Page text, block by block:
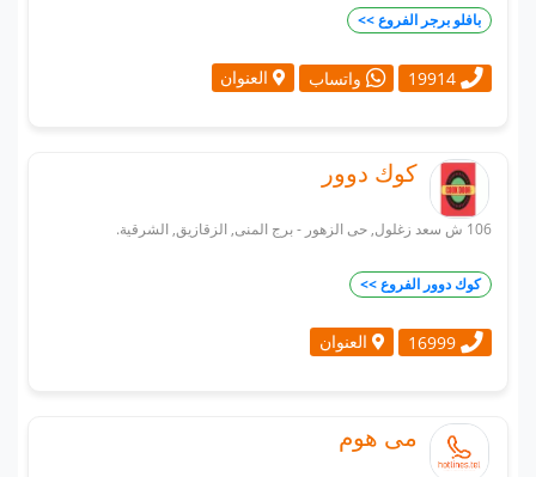
بافلو برجر الفروع >>
19914 واتساب العنوان
كوك دوور
106 ش سعد زغلول, حى الزهور - برج المنى, الزقازيق, الشرقية.
كوك دوور الفروع >>
16999 العنوان
مى هوم